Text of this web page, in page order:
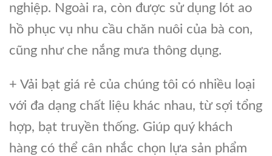
nghiệp. Ngoài ra, còn được sử dụng lót ao
hồ phục vụ nhu cầu chăn nuôi của bà con,
cũng như che nắng mưa thông dụng.
+ Vải bạt giá rẻ của chúng tôi có nhiều loại
với đa dạng chất liệu khác nhau, từ sợi tổng
hợp, bạt truyền thống. Giúp quý khách
hàng có thể cân nhắc chọn lựa sản phẩm